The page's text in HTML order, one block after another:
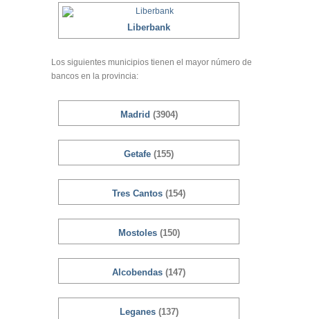
Liberbank
Los siguientes municipios tienen el mayor número de
bancos en la provincia:
Madrid (3904)
Getafe (155)
Tres Cantos (154)
Mostoles (150)
Alcobendas (147)
Leganes (137)